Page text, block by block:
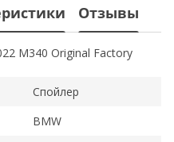
Отзывы
M340 Original Factory
Спойлер
BMW